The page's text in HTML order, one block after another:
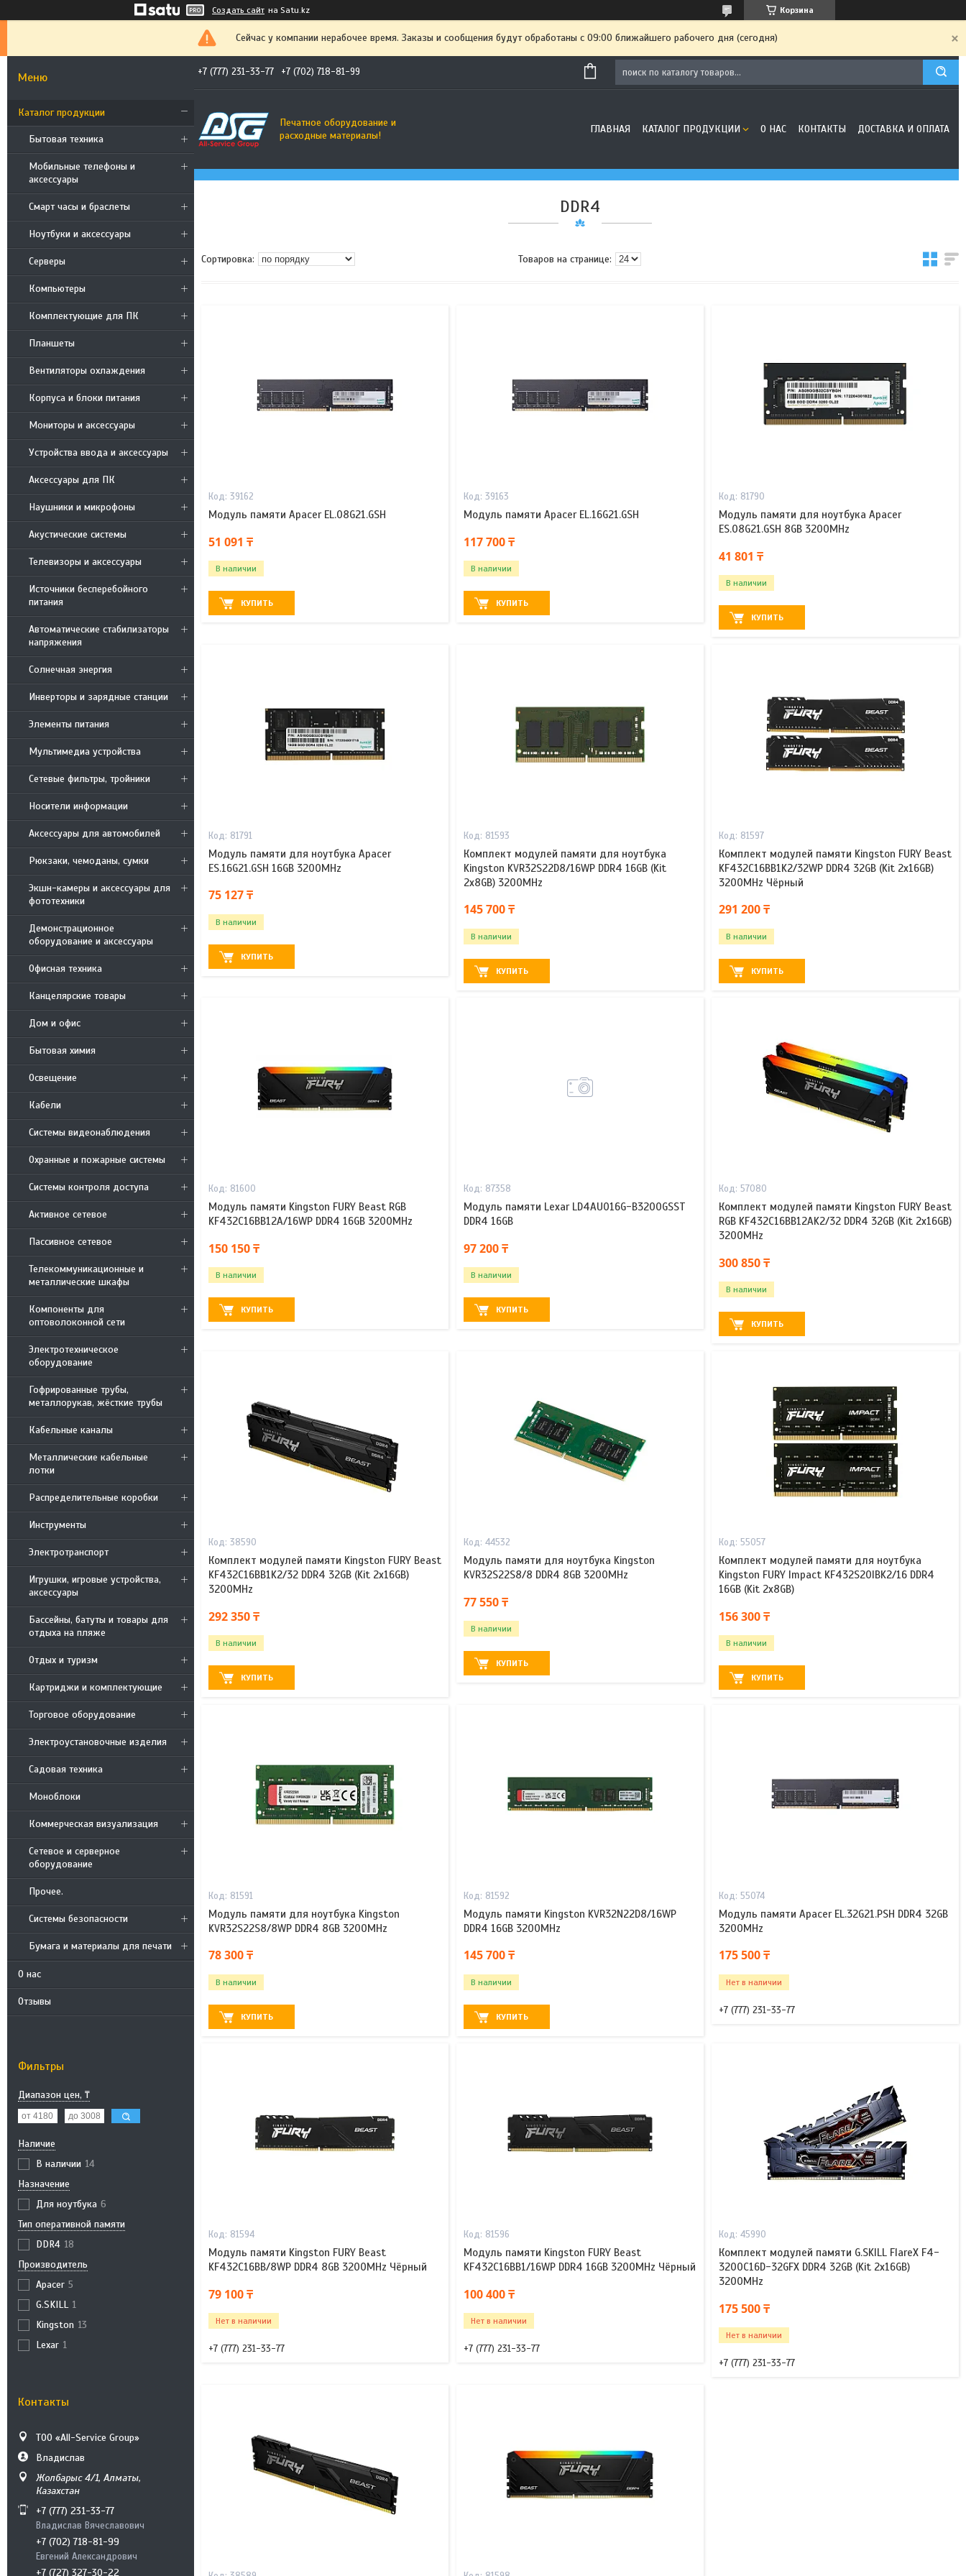
Создать сайт на Satu.kz Корзина
Сейчас у компании нерабочее время. Заказы и сообщения будут обработаны с 09:00 ближайшего рабочего дня (сегодня)
Каталог продукции
Бытовая техника
Мобильные телефоны и
аксессуары
Смарт часы и браслеты
Ноутбуки и аксессуары
Cерверы
Компьютеры
Комплектующие для ПК
Планшеты
Вентиляторы охлаждения
Корпуса и блоки питания
Мониторы и аксессуары
Устройства ввода и аксессуары
Аксессуары для ПК
Наушники и микрофоны
Акустические системы
Телевизоры и аксессуары
Источники бесперебойного
питания
Автоматические стабилизаторы
напряжения
Солнечная энергия
Инверторы и зарядные станции
Элементы питания
Мультимедиа устройства
Сетевые фильтры, тройники
Носители информации
Аксессуары для автомобилей
Рюкзаки, чемоданы, сумки
Экшн-камеры и аксессуары для
фототехники
Демонстрационное
оборудование и аксессуары
Офисная техника
Канцелярские товары
Дом и офис
Бытовая химия
Освещение
Кабели
Системы видеонаблюдения
Охранные и пожарные системы
Системы контроля доступа
Активное сетевое
Пассивное сетевое
Телекоммуникационные и
металлические шкафы
Компоненты для
оптоволоконной сети
Электротехническое
оборудование
Гофрированные трубы,
металлорукав, жёсткие трубы
Кабельные каналы
Металлические кабельные
лотки
Распределительные коробки
Инструменты
Электротранспорт
Игрушки, игровые устройства,
аксессуары
Бассейны, батуты и товары для
отдыха на пляже
Отдых и туризм
Картриджи и комплектующие
Торговое оборудование
Электроустановочные изделия
Садовая техника
Моноблоки
Коммерческая визуализация
Сетевое и серверное
оборудование
Прочее.
Системы безопасности
Бумага и материалы для печати
О нас
Отзывы
Фильтры
Диапазон цен, ₸
Наличие
В наличии 14
Назначение
Для ноутбука 6
Тип оперативной памяти
DDR4 18
Производитель
Apacer 5
G.SKILL 1
Kingston 13
Lexar 1
Контакты
ТОО «All-Service Group»
Владислав
Жолбарыс 4/1, Алматы,
Казахстан
+7 (777) 231-33-77
Владислав Вячеславович
+7 (702) 718-81-99
Евгений Александрович
+7 (727) 327-30-22
+7 (777) 231-33-77 +7 (702) 718-81-99
Печатное оборудование и
расходные материалы!
ГЛАВНАЯ КАТАЛОГ ПРОДУКЦИИ О НАС КОНТАКТЫ ДОСТАВКА И ОПЛАТА
DDR4
39162
Модуль памяти Apacer EL.08G21.GSH
51 091 ₸
В наличии
КУПИТЬ
39163
Модуль памяти Apacer EL.16G21.GSH
117 700 ₸
В наличии
КУПИТЬ
81790
Модуль памяти для ноутбука Apacer
ES.08G21.GSH 8GB 3200MHz
41 801 ₸
В наличии
КУПИТЬ
81791
Модуль памяти для ноутбука Apacer
ES.16G21.GSH 16GB 3200MHz
75 127 ₸
В наличии
КУПИТЬ
81593
Комплект модулей памяти для ноутбука
Kingston KVR32S22D8/16WP DDR4 16GB (Kit
2x8GB) 3200MHz
145 700 ₸
В наличии
КУПИТЬ
81597
Комплект модулей памяти Kingston FURY Beast
KF432C16BB1K2/32WP DDR4 32GB (Kit 2x16GB)
3200MHz Чёрный
291 200 ₸
В наличии
КУПИТЬ
81600
Модуль памяти Kingston FURY Beast RGB
KF432C16BB12A/16WP DDR4 16GB 3200MHz
150 150 ₸
В наличии
КУПИТЬ
87358
Модуль памяти Lexar LD4AU016G-B3200GSST
DDR4 16GB
97 200 ₸
В наличии
КУПИТЬ
57080
Комплект модулей памяти Kingston FURY Beast
RGB KF432C16BB12AK2/32 DDR4 32GB (Kit 2x16GB)
3200MHz
300 850 ₸
В наличии
КУПИТЬ
38590
Комплект модулей памяти Kingston FURY Beast
KF432C16BB1K2/32 DDR4 32GB (Kit 2x16GB)
3200MHz
292 350 ₸
В наличии
КУПИТЬ
44532
Модуль памяти для ноутбука Kingston
KVR32S22S8/8 DDR4 8GB 3200MHz
77 550 ₸
В наличии
КУПИТЬ
55057
Комплект модулей памяти для ноутбука
Kingston FURY Impact KF432S20IBK2/16 DDR4
16GB (Kit 2x8GB)
156 300 ₸
В наличии
КУПИТЬ
81591
Модуль памяти для ноутбука Kingston
KVR32S22S8/8WP DDR4 8GB 3200MHz
78 300 ₸
В наличии
КУПИТЬ
81592
Модуль памяти Kingston KVR32N22D8/16WP
DDR4 16GB 3200MHz
145 700 ₸
В наличии
КУПИТЬ
55074
Модуль памяти Apacer EL.32G21.PSH DDR4 32GB
3200MHz
175 500 ₸
Нет в наличии
+7 (777) 231-33-77
81594
Модуль памяти Kingston FURY Beast
KF432C16BB/8WP DDR4 8GB 3200MHz Чёрный
79 100 ₸
Нет в наличии
+7 (777) 231-33-77
81596
Модуль памяти Kingston FURY Beast
KF432C16BB1/16WP DDR4 16GB 3200MHz Чёрный
100 400 ₸
Нет в наличии
+7 (777) 231-33-77
45990
Комплект модулей памяти G.SKILL FlareX F4-
3200C16D-32GFX DDR4 32GB (Kit 2x16GB)
3200MHz
175 500 ₸
Нет в наличии
+7 (777) 231-33-77